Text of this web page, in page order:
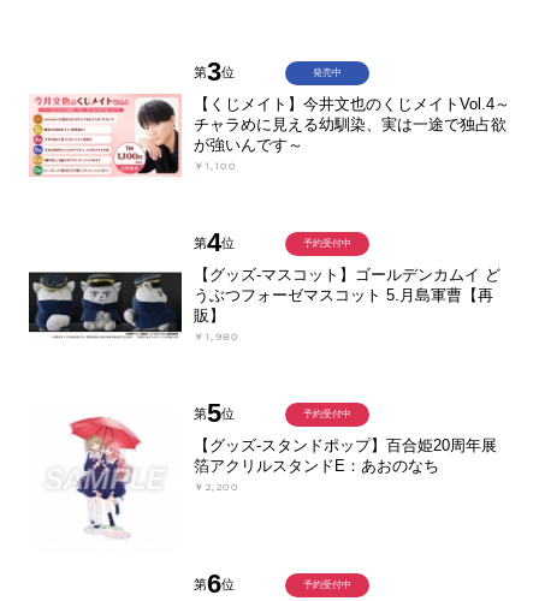
第3位
【くじメイト】今井文也のくじメイトVol.4～
チャラめに見える幼馴染、実は一途で独占欲
が強いんです～
￥1,100
発売中
第4位
【グッズ-マスコット】ゴールデンカムイ ど
うぶつフォーゼマスコット 5.月島軍曹【再
販】
￥1,980
予約受付中
第5位
【グッズ-スタンドポップ】百合姫20周年展
箔アクリルスタンドE：あおのなち
￥2,200
予約受付中
第6位 予約受付中